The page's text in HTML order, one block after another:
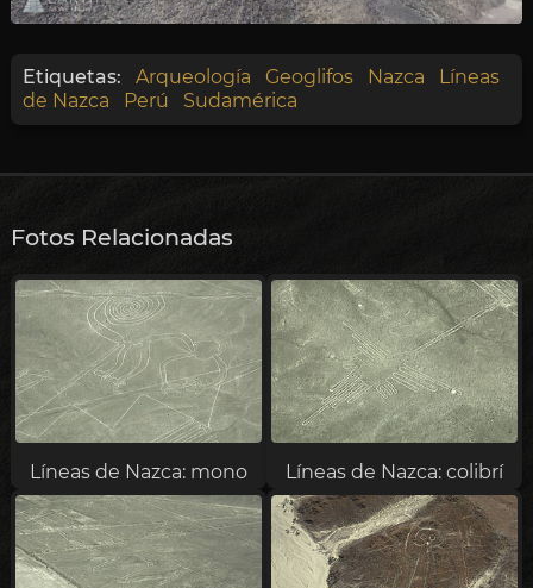
Etiquetas: Arqueología Geoglifos Nazca
Líneas
de Nazca
Perú Sudamérica
Fotos Relacionadas
Líneas de Nazca: mono Líneas de Nazca: colibrí